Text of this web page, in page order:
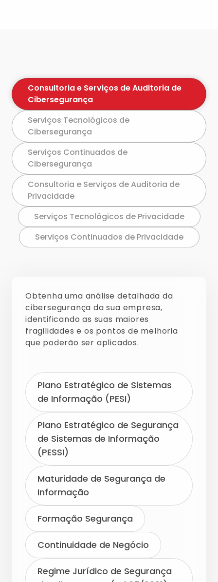
Consultoria e Serviços de Auditoria de
Cibersegurança
Serviços Tecnológicos de
Cibersegurança
Serviços Continuados de
Cibersegurança
Consultoria e Serviços de Auditoria de
Privacidade
Serviços Tecnológicos de Privacidade
Serviços Continuados de Privacidade
Obtenha uma análise detalhada da
cibersegurança da sua empresa,
identificando as suas maiores
fragilidades e os pontos de melhoria
que poderão ser aplicados.
Plano Estratégico de Sistemas
de Informação (PESI)
Plano Estratégico de Segurança
de Sistemas de Informação
(PESSI)
Maturidade de Segurança de
Informação
Formação Segurança
Continuidade de Negócio
Regime Jurídico de Segurança